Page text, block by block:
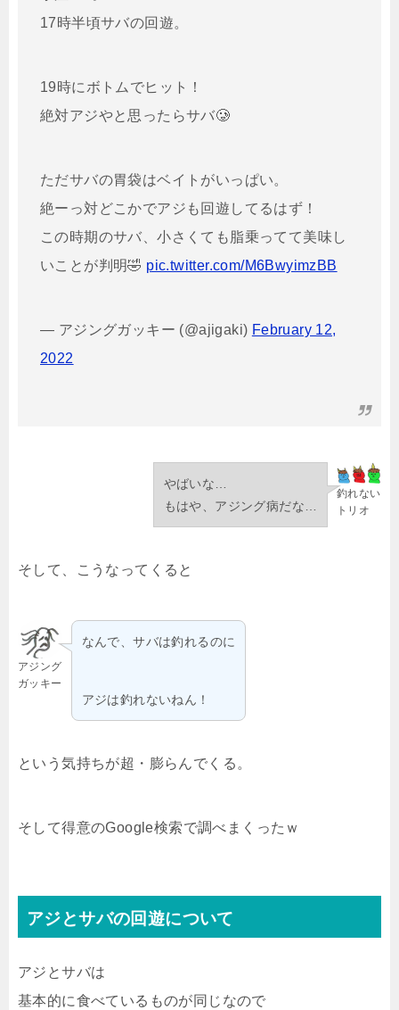
17時半頃サバの回遊。
19時にボトムでヒット！
絶対アジやと思ったらサバ🥲
ただサバの胃袋はベイトがいっぱい。
絶ーっ対どこかでアジも回遊してるはず！
この時期のサバ、小さくても脂乗ってて美味し
いことが判明🤣 pic.twitter.com/M6BwyimzBB
— アジングガッキー (@ajigaki) February 12,
2022
釣れない
トリオ
やばいな…
もはや、アジング病だな…
そして、こうなってくると
アジング
ガッキー
なんで、サバは釣れるのに
アジは釣れないねん！
という気持ちが超・膨らんでくる。
そして得意のGoogle検索で調べまくったｗ
アジとサバの回遊について
アジとサバは
基本的に食べているものが同じなので